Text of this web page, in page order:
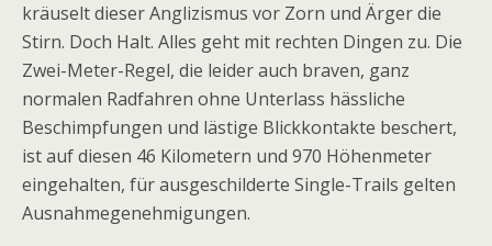
kräuselt dieser Anglizismus vor Zorn und Ärger die
Stirn. Doch Halt. Alles geht mit rechten Dingen zu. Die
Zwei-Meter-Regel, die leider auch braven, ganz
normalen Radfahren ohne Unterlass hässliche
Beschimpfungen und lästige Blickkontakte beschert,
ist auf diesen 46 Kilometern und 970 Höhenmeter
eingehalten, für ausgeschilderte Single-Trails gelten
Ausnahmegenehmigungen.